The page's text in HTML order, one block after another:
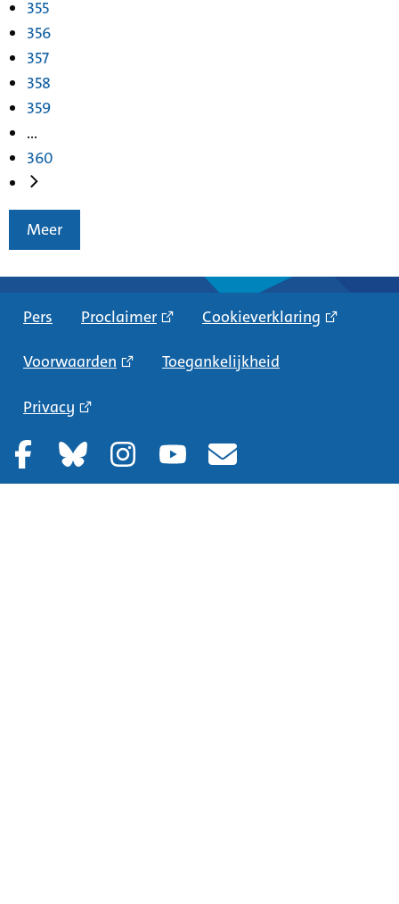
355
356
357
358
359
...
360
Meer
Pers Proclaimer Cookieverklaring
Voorwaarden Toegankelijkheid
Privacy